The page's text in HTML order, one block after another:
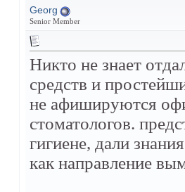
Georg
Senior Member
Hикто не знает
средств и
не афишируются
стоматологов.
гигиене, дали
как направление